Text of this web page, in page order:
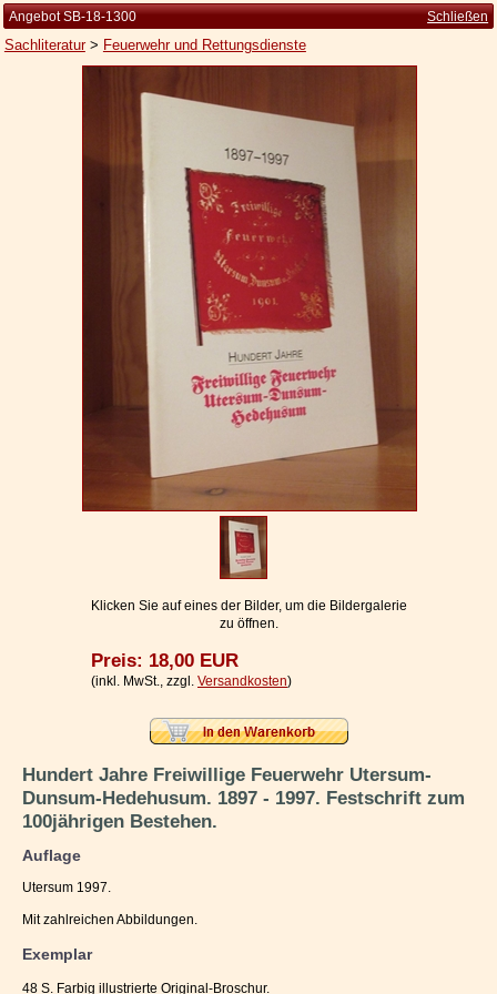
Kleine Kulturgeschichte
Die Brockhaus Auflagen
Widerrufsbelehrung
Datenschutzerklärung
Ihr Warenkorb
Angebot SB-18-1300 Schließen
Sachliteratur> Feuerwehr und Rettungsdienste
Klicken Sie auf eines der Bilder, um die Bildergalerie
zu öffnen.
Preis: 18,00 EUR
(inkl. MwSt., zzgl. Versandkosten)
Hundert Jahre Freiwillige Feuerwehr Utersum-
Dunsum-Hedehusum. 1897 - 1997. Festschrift zum
100jährigen Bestehen.
Auflage
Utersum 1997.
Mit zahlreichen Abbildungen.
Exemplar
48 S. Farbig illustrierte Original-Broschur.